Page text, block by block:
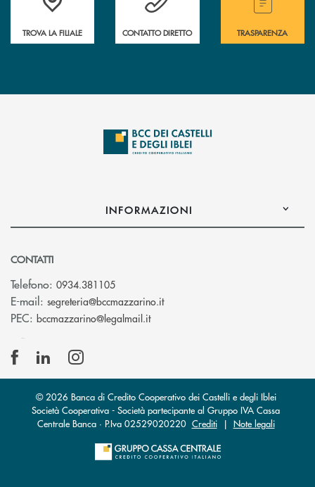
TROVA LA FILIALE CONTATTO DIRETTO TRASPARENZA
INFORMAZIONI
CONTATTI
Telefono: 0934.381105
E-mail: segreteria@bccmazzarino.it(si apre l’app di posta
PEC: bccmazzarino@legalmail.it(si apre l’app di posta elettronica)
© 2026 Banca di Credito Cooperativo dei Castelli e degli Iblei
Società Cooperativa - Società partecipante al Gruppo IVA Cassa
Centrale Banca · P.Iva 02529020220 Crediti| Note legali